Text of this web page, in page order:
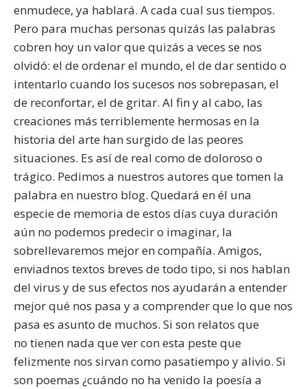
enmudece, ya hablará. A cada cual sus tiempos.
Pero para muchas personas quizás las palabras
cobren hoy un valor que quizás a veces se nos
olvidó: el de ordenar el mundo, el de dar sentido o
intentarlo cuando los sucesos nos sobrepasan, el
de reconfortar, el de gritar. Al fin y al cabo, las
creaciones más terriblemente hermosas en la
historia del arte han surgido de las peores
situaciones. Es así de real como de doloroso o
trágico. Pedimos a nuestros autores que tomen la
palabra en nuestro blog. Quedará en él una
especie de memoria de estos días cuya duración
aún no podemos predecir o imaginar, la
sobrellevaremos mejor en compañía. Amigos,
enviadnos textos breves de todo tipo, si nos hablan
del virus y de sus efectos nos ayudarán a entender
mejor qué nos pasa y a comprender que lo que nos
pasa es asunto de muchos. Si son relatos que
no tienen nada que ver con esta peste que
felizmente nos sirvan como pasatiempo y alivio. Si
son poemas ¿cuándo no ha venido la poesía a